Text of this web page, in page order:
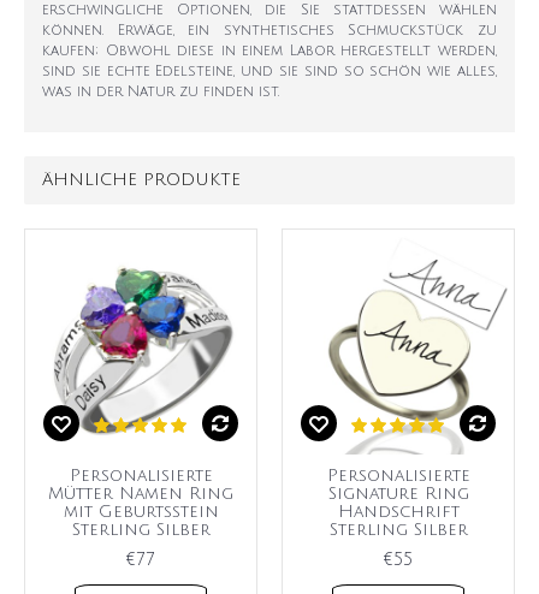
erschwingliche Optionen, die Sie stattdessen wählen
können. Erwäge, ein synthetisches Schmuckstück zu
kaufen; Obwohl diese in einem Labor hergestellt werden,
sind sie echte Edelsteine, und sie sind so schön wie alles,
was in der Natur zu finden ist.
ÄHNLICHE PRODUKTE
Personalisierte
Mütter Namen Ring
mit Geburtsstein
Sterling Silber
€77
Personalisierte
Signature Ring
Handschrift
Sterling Silber
€55